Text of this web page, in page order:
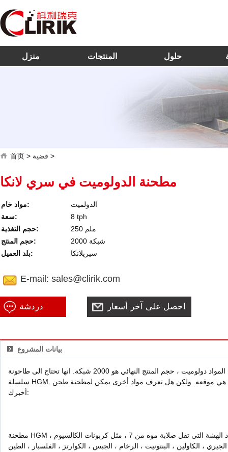
منزل المنتجات حلول
首页 > قضية >
مطحنة الدولوميت في سري لانكا
مواد خام:
الدولميت
سعة:
8 tph
حجم التغذية:
250 ملم
حجم المنتج:
2000 شبكة
بلد العميل:
سيريلانكا
E-mail: sales@clirik.com
دردشة احصل على آخر أسعار
بيانات المشروع
لدينا هذا العملاء بحاجة إلى مطحنة لطحن المواد دولوميت ، حجم المنتج النهائي هو 2000 شبكة. انها تحتاج الى طاحونة
سلسلة HGM. الصورة هي موقعه. ولكن هل تعرف مواد أخرى يمكن لمطحنة طحن HGM لدينا التعامل معها؟ دعني
أخبرك:
مطحنة HGM مناسبة للطحن الدقيق لجميع أنواع المواد الهشة التي تقل صلابة موه من 7 ، مثل كربونات الكالسيوم ،
، الكاولين ، البنتونيت ، الرخام ، الجبس ، الكوارتز ، الفلسبار ، الطين